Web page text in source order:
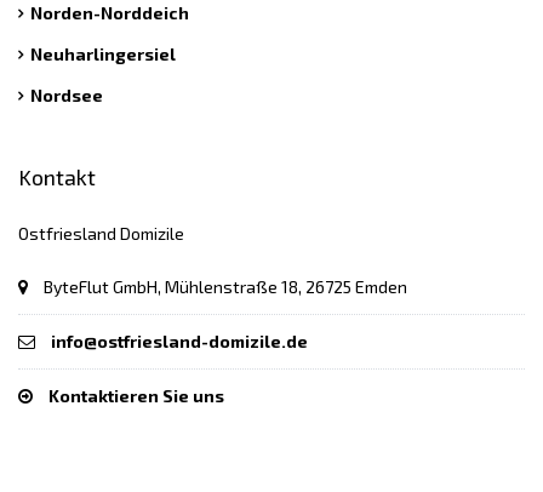
Norden-Norddeich
Neuharlingersiel
Nordsee
Kontakt
Ostfriesland Domizile
ByteFlut GmbH, Mühlenstraße 18, 26725 Emden
info@ostfriesland-domizile.de
Kontaktieren Sie uns